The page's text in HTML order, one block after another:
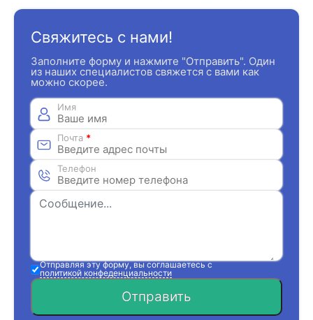
Свяжитесь с нами!
Заполните форму и нажмите "Отправить". Один
из наших специалистов свяжется с вами как
можно скорее.
Имя
Почта *
Телефон
Отправляя эту форму, вы соглашаетесь с
политикой конфеденциальности
Отправить